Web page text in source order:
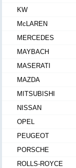
KW
McLAREN
MERCEDES
MAYBACH
MASERATI
MAZDA
MITSUBISHI
NISSAN
OPEL
PEUGEOT
PORSCHE
ROLLS-ROYCE